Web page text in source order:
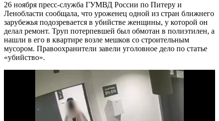
26 ноября пресс-служба ГУМВД России по Питеру и
Ленобласти сообщала, что уроженец одной из стран ближнего
зарубежья подозревается в убийстве женщины, у которой он
делал ремонт. Труп потерпевшей был обмотан в полиэтилен, а
нашли в его в квартире возле мешков со строительным
мусором. Правоохранители завели уголовное дело по статье
«убийство».